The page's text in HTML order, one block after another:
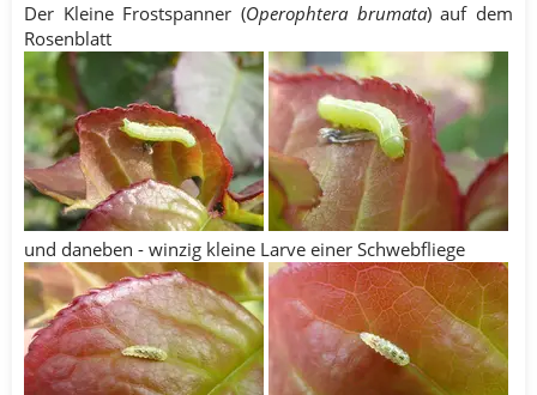
Der Kleine Frostspanner (Operophtera brumata) auf dem
Rosenblatt
und daneben - winzig kleine Larve einer Schwebfliege